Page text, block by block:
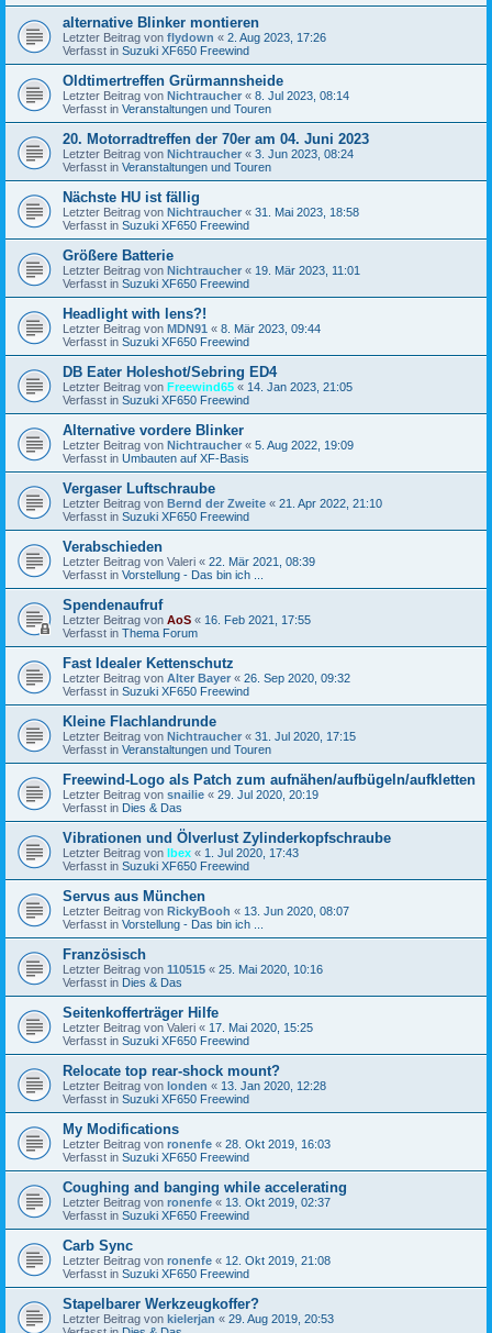
alternative Blinker montieren
Letzter Beitrag von flydown « 2. Aug 2023, 17:26
Verfasst in Suzuki XF650 Freewind
Oldtimertreffen Grürmannsheide
Letzter Beitrag von Nichtraucher « 8. Jul 2023, 08:14
Verfasst in Veranstaltungen und Touren
20. Motorradtreffen der 70er am 04. Juni 2023
Letzter Beitrag von Nichtraucher « 3. Jun 2023, 08:24
Verfasst in Veranstaltungen und Touren
Nächste HU ist fällig
Letzter Beitrag von Nichtraucher « 31. Mai 2023, 18:58
Verfasst in Suzuki XF650 Freewind
Größere Batterie
Letzter Beitrag von Nichtraucher « 19. Mär 2023, 11:01
Verfasst in Suzuki XF650 Freewind
Headlight with lens?!
Letzter Beitrag von MDN91 « 8. Mär 2023, 09:44
Verfasst in Suzuki XF650 Freewind
DB Eater Holeshot/Sebring ED4
Letzter Beitrag von Freewind65 « 14. Jan 2023, 21:05
Verfasst in Suzuki XF650 Freewind
Alternative vordere Blinker
Letzter Beitrag von Nichtraucher « 5. Aug 2022, 19:09
Verfasst in Umbauten auf XF-Basis
Vergaser Luftschraube
Letzter Beitrag von Bernd der Zweite « 21. Apr 2022, 21:10
Verfasst in Suzuki XF650 Freewind
Verabschieden
Letzter Beitrag von Valeri « 22. Mär 2021, 08:39
Verfasst in Vorstellung - Das bin ich ...
Spendenaufruf
Letzter Beitrag von AoS « 16. Feb 2021, 17:55
Verfasst in Thema Forum
Fast Idealer Kettenschutz
Letzter Beitrag von Alter Bayer « 26. Sep 2020, 09:32
Verfasst in Suzuki XF650 Freewind
Kleine Flachlandrunde
Letzter Beitrag von Nichtraucher « 31. Jul 2020, 17:15
Verfasst in Veranstaltungen und Touren
Freewind-Logo als Patch zum aufnähen/aufbügeln/aufkletten
Letzter Beitrag von snailie « 29. Jul 2020, 20:19
Verfasst in Dies & Das
Vibrationen und Ölverlust Zylinderkopfschraube
Letzter Beitrag von Ibex « 1. Jul 2020, 17:43
Verfasst in Suzuki XF650 Freewind
Servus aus München
Letzter Beitrag von RickyBooh « 13. Jun 2020, 08:07
Verfasst in Vorstellung - Das bin ich ...
Französisch
Letzter Beitrag von 110515 « 25. Mai 2020, 10:16
Verfasst in Dies & Das
Seitenkofferträger Hilfe
Letzter Beitrag von Valeri « 17. Mai 2020, 15:25
Verfasst in Suzuki XF650 Freewind
Relocate top rear-shock mount?
Letzter Beitrag von londen « 13. Jan 2020, 12:28
Verfasst in Suzuki XF650 Freewind
My Modifications
Letzter Beitrag von ronenfe « 28. Okt 2019, 16:03
Verfasst in Suzuki XF650 Freewind
Coughing and banging while accelerating
Letzter Beitrag von ronenfe « 13. Okt 2019, 02:37
Verfasst in Suzuki XF650 Freewind
Carb Sync
Letzter Beitrag von ronenfe « 12. Okt 2019, 21:08
Verfasst in Suzuki XF650 Freewind
Stapelbarer Werkzeugkoffer?
Letzter Beitrag von kielerjan « 29. Aug 2019, 20:53